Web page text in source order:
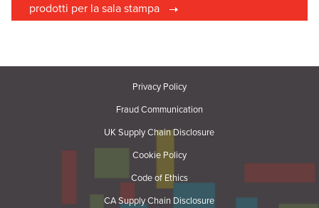
prodotti per la sala stampa
Privacy Policy
Fraud Communication
UK Supply Chain Disclosure
Cookie Policy
Code of Ethics
CA Supply Chain Disclosure